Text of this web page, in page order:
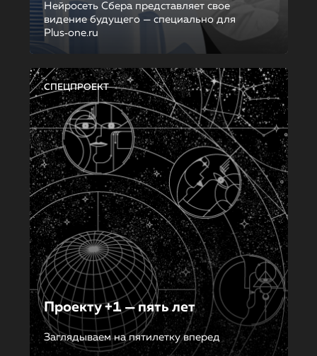
Нейросеть Сбера представляет свое
видение будущего — специально для
Plus‑one.ru
СПЕЦПРОЕКТ
Проекту +1 — пять лет
Заглядываем на пятилетку вперед